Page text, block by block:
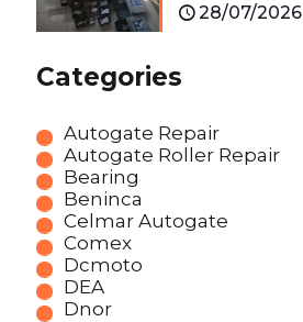
28/07/2026
Categories
Autogate Repair
Autogate Roller Repair
Bearing
Beninca
Celmar Autogate
Comex
Dcmoto
DEA
Dnor